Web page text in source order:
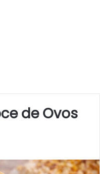
de Ovos